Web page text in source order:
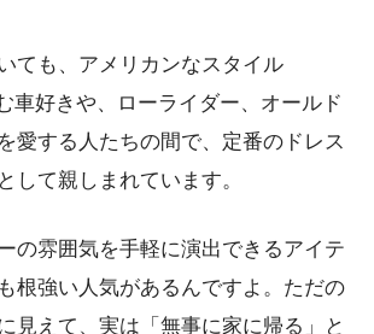
ても、アメリカンなスタイル
車好きや、ローライダー、オールド
愛する人たちの間で、定番のドレス
して親しまれています。
の雰囲気を手軽に演出できるアイテ
根強い人気があるんですよ。ただの
見えて、実は「無事に家に帰る」と